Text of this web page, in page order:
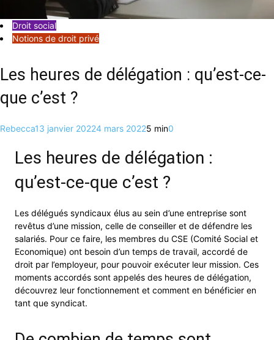
Droit social
Notions de droit privé
Les heures de délégation : qu’est-ce-
que c’est ?
Rebecca13 janvier 20224 mars 20225 min0
Les heures de délégation :
qu’est-ce-que c’est ?
Les délégués syndicaux élus au sein d’une entreprise sont
revêtus d’une mission, celle de conseiller et de défendre les
salariés. Pour ce faire, les membres du CSE (Comité Social et
Economique) ont besoin d’un temps de travail, accordé de
droit par l’employeur, pour pouvoir exécuter leur mission. Ces
moments accordés sont appelés des heures de délégation,
découvrez leur fonctionnement et comment en bénéficier en
tant que syndicat.